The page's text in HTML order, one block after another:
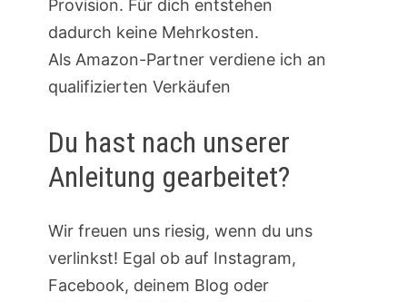
Provision. Für dich entstehen
dadurch keine Mehrkosten.
Als Amazon-Partner verdiene ich an
qualifizierten Verkäufen
Du hast nach unserer
Anleitung gearbeitet?
Wir freuen uns riesig, wenn du uns
verlinkst! Egal ob auf Instagram,
Facebook, deinem Blog oder